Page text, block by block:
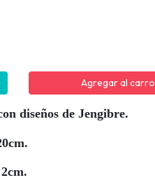
Agregar al carro
diseños de Jengibre.